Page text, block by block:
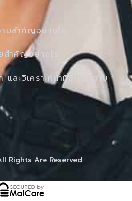
สำคัญอย่างไร
ำคัญอย่างไร
ละวิเคราะห์น้ำที่จำเป็นตาม
Rights Are Reserved